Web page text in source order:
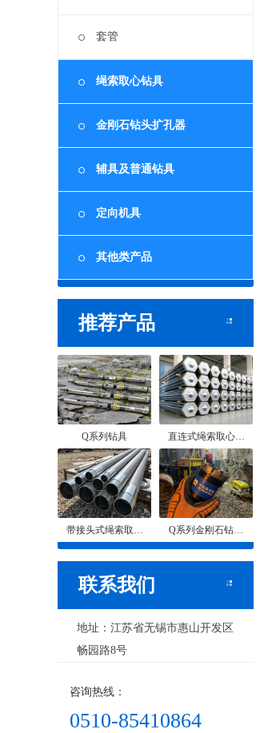
套管
绳索取心钻具
金刚石钻头扩孔器
辅具及普通钻具
定向机具
其他类产品
推荐产品
Q系列钻具 直连式绳索取心…
带接头式绳索取… Q系列金刚石钻…
联系我们
地址：江苏省无锡市惠山开发区
畅园路8号
咨询热线：
0510-85410864